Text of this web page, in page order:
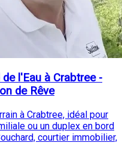
l'Eau à Crabtree -
de Rêve
à Crabtree, idéal pour
ou un duplex en bord
courtier immobilier,